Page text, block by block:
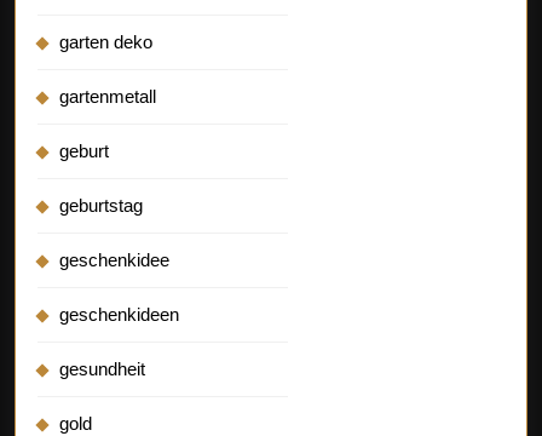
garten deko
gartenmetall
geburt
geburtstag
geschenkidee
geschenkideen
gesundheit
gold